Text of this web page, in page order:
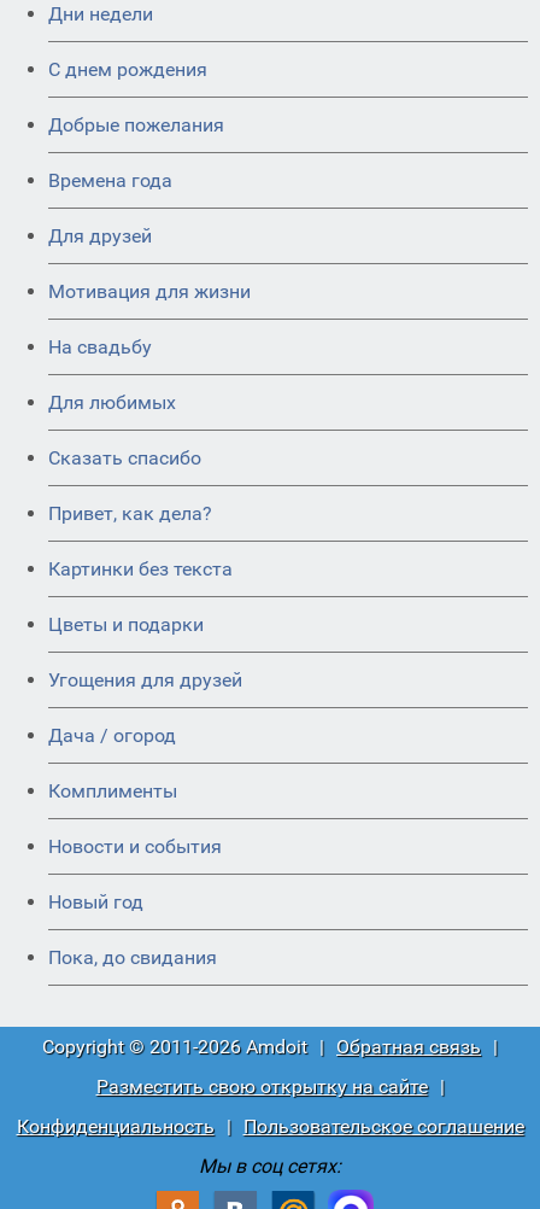
Дни недели
C днем рождения
Добрые пожелания
Времена года
Для друзей
Мотивация для жизни
На свадьбу
Для любимых
Сказать спасибо
Привет, как дела?
Картинки без текста
Цветы и подарки
Угощения для друзей
Дача / огород
Комплименты
Новости и события
Новый год
Пока, до свидания
Copyright © 2011-2026 Amdoit | Обратная связь |
Разместить свою открытку на сайте
|
Конфиденциальность
|
Пользовательское соглашение
Мы в соц сетях: